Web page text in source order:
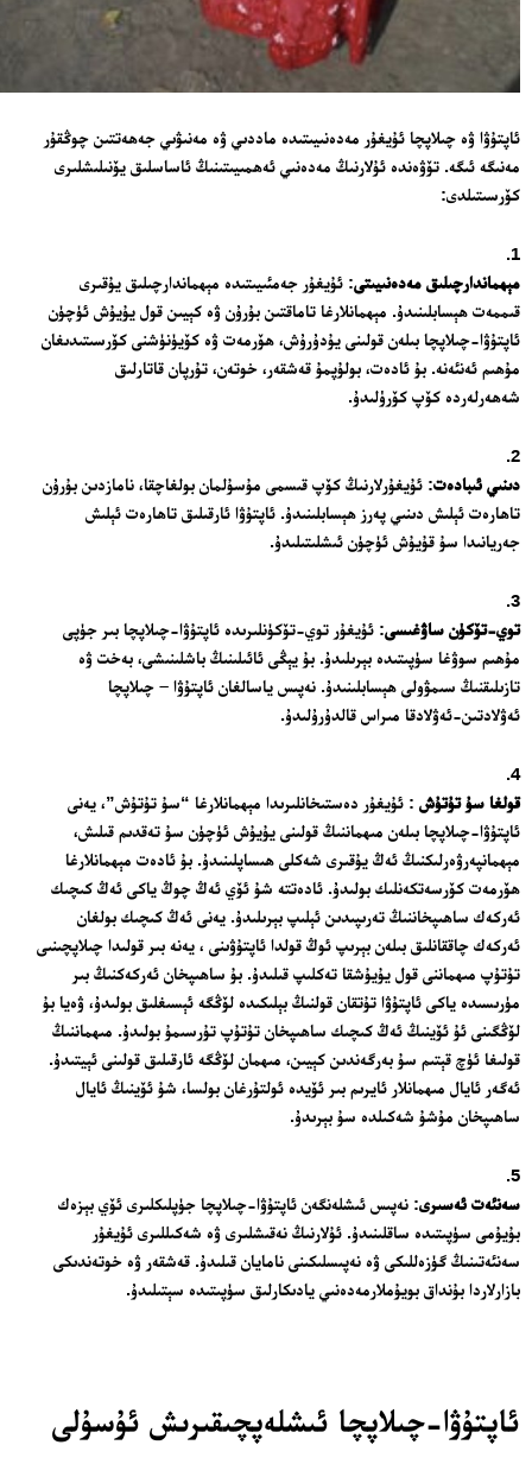
ئاپتۇۋا ۋە چىلاپچا ئۇيغۇر مەدەنىيىتىدە ماددىي ۋە مەنىۋىي جەھەتتىن چوڭقۇر
مەنىگە ئىگە. تۆۋەندە ئۇلارنىڭ مەدەنىي ئەھمىيىتىنىڭ ئاساسلىق يۆنىلىشلىرى
كۆرسىتىلدى:
مېھماندارچىلىق مەدەنىيىتى: ئۇيغۇر جەمئىيىتىدە مېھماندارچىلىق يۇقىرى
قىممەت ھېسابلىنىدۇ. مېھمانلارغا تاماقتىن بۇرۇن ۋە كېيىن قول يۇيۇش ئۈچۈن
ئاپتۇۋا-چىلاپچا بىلەن قولىنى يۇدۇرۇش، ھۆرمەت ۋە كۆيۈنۈشنى كۆرسىتىدىغان
مۇھىم ئەنئەنە. بۇ ئادەت، بولۇپمۇ قەشقەر، خوتەن، تۇرپان قاتارلىق
شەھەرلەردە كۆپ كۆرۈلىدۇ.
دىنىي ئىبادەت: ئۇيغۇرلارنىڭ كۆپ قىسمى مۇسۇلمان بولغاچقا، نامازدىن بۇرۇن
تاھارەت ئېلىش دىنىي پەرز ھېسابلىنىدۇ. ئاپتۇۋا ئارقىلىق تاھارەت ئېلىش
جەريانىدا سۇ قۇيۇش ئۈچۈن ئىشلىتىلىدۇ.
توي-تۆكۈن ساۋغىسى: ئۇيغۇر توي-تۆكۈنلىرىدە ئاپتۇۋا-چىلاپچا بىر جۈپى
مۇھىم سوۋغا سۈپىتىدە بېرىلىدۇ. بۇ يېڭى ئائىلىنىڭ باشلىنىشى، بەخت ۋە
تازىلىقنىڭ سىمۋولى ھېسابلىنىدۇ. نەپىس ياسالغان ئاپتۇۋا – چىلاپچا
ئەۋلادتىن-ئەۋلادقا مىراس قالدۇرۇلىدۇ.
قولغا سۇ تۇتۇش : ئۇيغۇر دەستىخانلىرىدا مېھمانلارغا “سۇ تۇتۇش”، يەنى
ئاپتۇۋا-چىلاپچا بىلەن مىھماننىڭ قولىنى يۇيۇش ئۈچۈن سۇ تەقدىم قىلىش،
مېھمانپەرۋەرلىكنىڭ ئەڭ يۇقىرى شەكلى ھىساپلىنىدۇ. بۇ ئادەت مېھمانلارغا
ھۆرمەت كۆرسەتكەنلىك بولىدۇ. ئادەتتە شۇ ئۆي ئەڭ چوڭ ياكى ئەڭ كىچىك
ئەركەك ساھىپخاننىڭ تەرىپىدىن ئېلىپ بېرىلىدۇ. يەنى ئەڭ كىچىك بولغان
ئەركەك چاققانلىق بىلەن بېرىپ ئوڭ قولدا ئاپتۇۋىنى ، يەنە بىر قولىدا چىلاپچىنىى
تۇتۇپ مىھماننى قول يۇيۇشقا تەكلىپ قىلىدۇ. بۇ ساھىپخان ئەركەكنىڭ بىر
مۈرىسىدە ياكى ئاپتۇۋا تۇتقان قولنىڭ بېلىكىدە لۆڭگە ئېسىغلىق بولىدۇ، ۋەيا بۇ
لۆڭگىنى ئۇ ئۆينىڭ ئەڭ كىچىك ساھىپخان تۇتۇپ تۇرسىمۇ بولىدۇ. مىھماننىڭ
قولىغا ئۈچ قېتىم سۇ بەرگەندىن كېيىن، مىھمان لۆڭگە ئارقىلىق قولىنى ئېيتىدۇ.
ئەگەر ئايال مىھمانلار ئايرىم بىر ئۆيدە ئولتۇرغان بولسا، شۇ ئۆينىڭ ئايال
ساھىپخان مۇشۇ شەكىلدە سۇ بېرىدۇ.
سەنئەت ئەسىرى: نەپىس ئىشلەنگەن ئاپتۇۋا-چىلاپچا جۈپلىكلىرى ئۆي بېزەك
بۇيۇمى سۈپىتىدە ساقلىنىدۇ. ئۇلارنىڭ نەقىشلىرى ۋە شەكىللىرى ئۇيغۇر
سەنئەتىنىڭ گۈزەللىكى ۋە نەپىسلىكىنى نامايان قىلىدۇ. قەشقەر ۋە خوتەندىكى
بازارلاردا بۇنداق بويۇملارمەدەنىي يادىكارلىق سۈپىتىدە سېتىلىدۇ.
ئاپتۇۋا-چىلاپچا ئىشلەپچىقىرىش ئۇسۇلى